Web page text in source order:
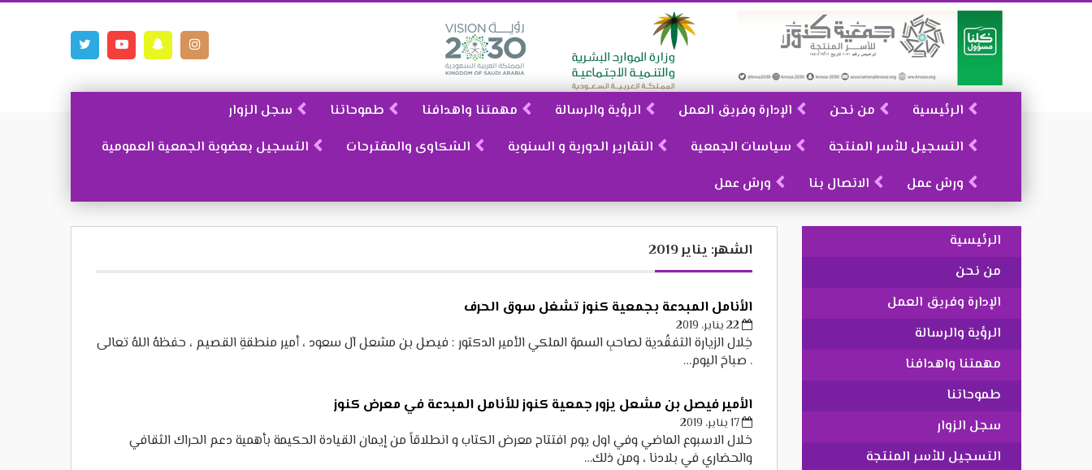
الرئيسية من نحن الإدارة وفريق العمل الرؤية والرسالة مهمتنا واهدافنا طموحاتنا
سجل الزوار
التسجيل للأسر المنتجة
سياسات الجمعية التقارير الدورية و السنوية الشكاوى والمقترحات
التسجيل بعضوية الجمعية العمومية
ورش عمل
الاتصال بنا ورش عمل
الشهر: يناير 2019
الأنامل المبدعة بجمعية كنوز تشغل سوق الحرف
خِلال الزيارة التفقُدية لصاحبِ السموّ الملكي الأمير الدكتور : فيصل بن مشعل آل سعود ، أمير منطقةِ القصيم ، حفظهُ اللهُ تعالى
. صباحَ اليوم…
الأمير فيصل بن مشعل يزور جمعية كنوز للأنامل المبدعة في معرض كنوز
خلال الاسبوع الماضي وفي اول يوم افتتاح معرض الكتاب و انطلاقاً من إيمان القيادة الحكيمة بأهمية دعم الحراك الثقافي
والحضاري في بلادنا ، ومن ذلك…
الرئيسية
من نحن
الإدارة وفريق العمل
الرؤية والرسالة
مهمتنا واهدافنا
طموحاتنا
سجل الزوار
التسجيل للأسر المنتجة